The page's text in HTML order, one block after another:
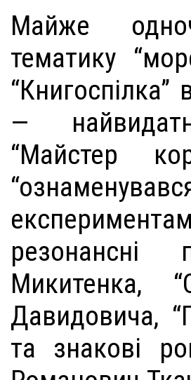
Майже
тематику
—
“Майстер
резонансні
Микитенка,
Давидовича,
та знакові